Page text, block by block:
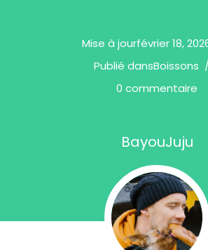
Mise à jourfévrier 18,
Publié dansBoissons
0 commentaire
BayouJuju